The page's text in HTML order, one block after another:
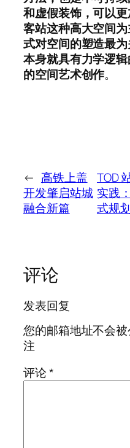
和虚假装饰，可以
客站这种高大空间
式对空间的塑造最
本身就具有力学逻
的空间艺术创作。
← 高铁上盖
开发肇启站城
融合新篇
TOD
实践
式规
评论
发表回复
您的邮箱地址不会被
注
评论*